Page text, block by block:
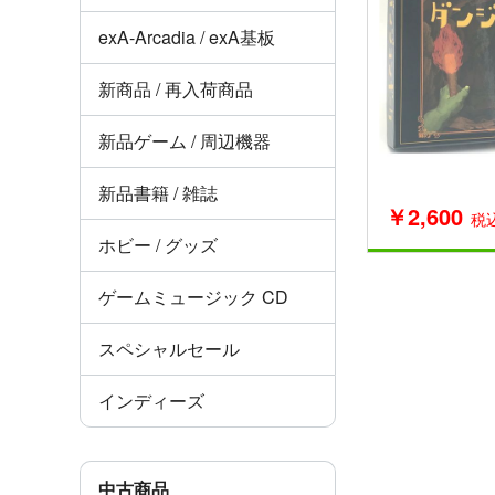
exA-Arcadia / exA基板
新商品 / 再入荷商品
新品ゲーム / 周辺機器
新品書籍 / 雑誌
ホビー / グッズ
ゲームミュージック CD
スペシャルセール
インディーズ
中古商品
￥2,600 税